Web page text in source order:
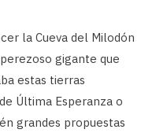
la Cueva del Milodón
gigante que
estas tierras
Última Esperanza o
grandes propuestas